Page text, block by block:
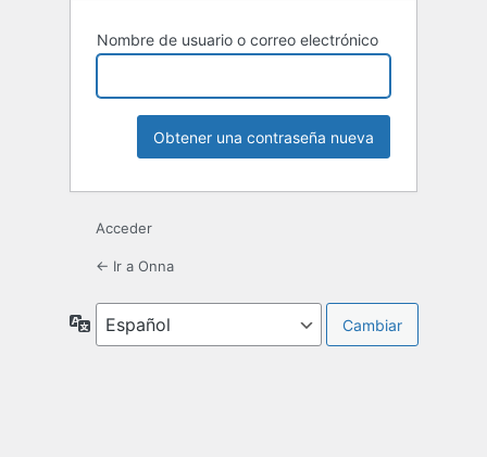
Nombre de usuario o correo electrónico
Acceder
← Ir a Onna
Idioma